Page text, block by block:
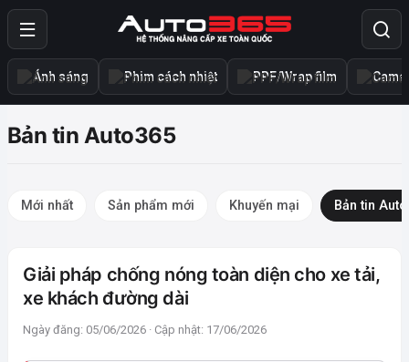
Ánh sáng Phim cách nhiệt PPF/Wrap film
Bản tin Auto365
Mới nhất Sản phẩm mới Khuyến mại Bản tin
Giải pháp chống nóng toàn diện cho xe tải,
xe khách đường dài
Ngày đăng: 05/06/2026 · Cập nhật: 17/06/2026